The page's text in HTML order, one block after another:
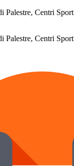
Centri
Centri